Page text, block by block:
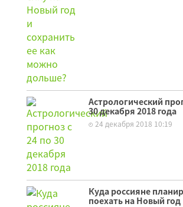
Астрологический
30 декабря 2018 года
24 декабря 2018 10:19
Куда россияне
поехать на Новый год